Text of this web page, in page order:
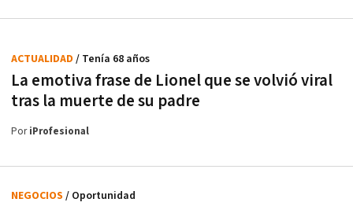
La emotiva frase de Lionel que se volvió viral
tras la muerte de su padre
ACTUALIDAD / Tenía 68 años
PoriProfesional
NEGOCIOS / Oportunidad